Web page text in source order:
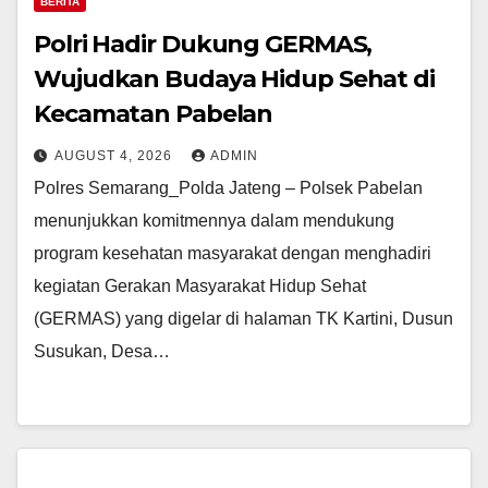
Polri Hadir Dukung GERMAS,
Wujudkan Budaya Hidup Sehat di
Kecamatan Pabelan
AUGUST 4, 2026 ADMIN
Polres Semarang_Polda Jateng – Polsek Pabelan
menunjukkan komitmennya dalam mendukung
program kesehatan masyarakat dengan menghadiri
kegiatan Gerakan Masyarakat Hidup Sehat
(GERMAS) yang digelar di halaman TK Kartini, Dusun
Susukan, Desa…